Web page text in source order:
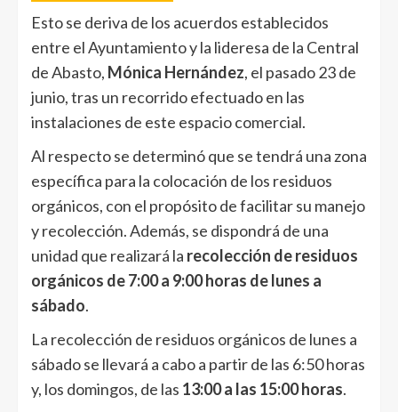
Esto se deriva de los acuerdos establecidos
entre el Ayuntamiento y la lideresa de la Central
de Abasto, Mónica Hernández, el pasado 23 de
junio, tras un recorrido efectuado en las
instalaciones de este espacio comercial.
Al respecto se determinó que se tendrá una zona
específica para la colocación de los residuos
orgánicos, con el propósito de facilitar su manejo
y recolección. Además, se dispondrá de una
unidad que realizará la recolección de residuos
orgánicos de 7:00 a 9:00 horas de lunes a
sábado.
La recolección de residuos orgánicos de lunes a
sábado se llevará a cabo a partir de las 6:50 horas
y, los domingos, de las 13:00 a las 15:00 horas.